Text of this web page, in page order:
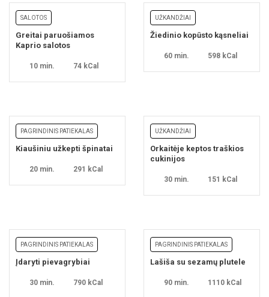
SALOTOS
Greitai paruošiamos
Kaprio salotos
10 min. 74 kCal
UŽKANDŽIAI
Žiedinio kopūsto kąsneliai
60 min. 598 kCal
PAGRINDINIS PATIEKALAS
Kiaušiniu užkepti špinatai
20 min. 291 kCal
UŽKANDŽIAI
Orkaitėje keptos traškios
cukinijos
30 min. 151 kCal
PAGRINDINIS PATIEKALAS
Įdaryti pievagrybiai
30 min. 790 kCal
PAGRINDINIS PATIEKALAS
Lašiša su sezamų plutele
90 min. 1110 kCal